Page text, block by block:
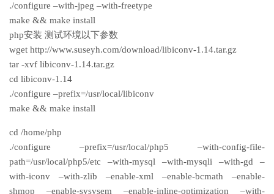
./configure –with-jpeg –with-freetype
make && make install
php安装 测试环境以下参数
wget http://www.suseyh.com/download/libiconv-1.14.tar.gz
tar -xvf libiconv-1.14.tar.gz
cd libiconv-1.14
./configure –prefix=/usr/local/libiconv
make && make install
cd /home/php
./configure –prefix=/usr/local/php5 –with-config-file-
path=/usr/local/php5/etc –with-mysql –with-mysqli –with-gd –
with-iconv –with-zlib –enable-xml –enable-bcmath –enable-
shmop –enable-sysvsem –enable-inline-optimization –with-